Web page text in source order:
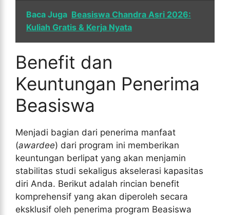
Baca Juga Beasiswa Chandra Asri 2026:
Kuliah Gratis & Kerja Nyata
Benefit dan
Keuntungan Penerima
Beasiswa
Menjadi bagian dari penerima manfaat
(awardee) dari program ini memberikan
keuntungan berlipat yang akan menjamin
stabilitas studi sekaligus akselerasi kapasitas
diri Anda. Berikut adalah rincian benefit
komprehensif yang akan diperoleh secara
eksklusif oleh penerima program Beasiswa